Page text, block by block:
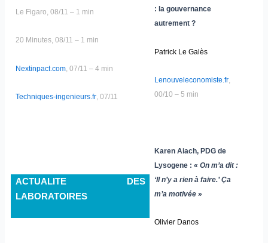
: la gouvernance
autrement ?
Patrick Le Galès
Lenouveleconomiste.fr,
00/10 – 5 min
Karen Aiach, PDG de
Lysogene : « On m’a dit :
‘Il n’y a rien à faire.’ Ça
m’a motivée»
Olivier Danos
Le Figaro, 08/11 – 1 min
20 Minutes, 08/11 – 1 min
Nextinpact.com, 07/11 – 4 min
Techniques-ingenieurs.fr, 07/11
ACTUALITE DES
LABORATOIRES